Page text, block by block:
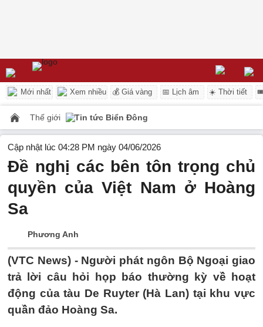
Mới nhất Xem nhiều 💰 Giá vàng 📅 Lịch âm ☀️ Thời tiết
Thế giới Tin tức Biển Đông
Cập nhật lúc 04:28 PM ngày 04/06/2026
Đề nghị các bên tôn trọng chủ
quyền của Việt Nam ở Hoàng
Sa
Phương Anh
(VTC News) - Người phát ngôn Bộ Ngoại giao
trả lời câu hỏi họp báo thường kỳ về hoạt
động của tàu De Ruyter (Hà Lan) tại khu vực
quần đảo Hoàng Sa.